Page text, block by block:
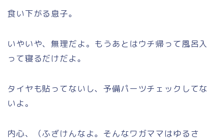
食い下がる息子。
いやいや、無理だよ。もうあとはウチ帰って風呂入
って寝るだけだよ。
タイヤも貼ってないし、予備パーツチェックしてな
いよ。
内心、（ふざけんなよ。そんなワガママはゆるさ